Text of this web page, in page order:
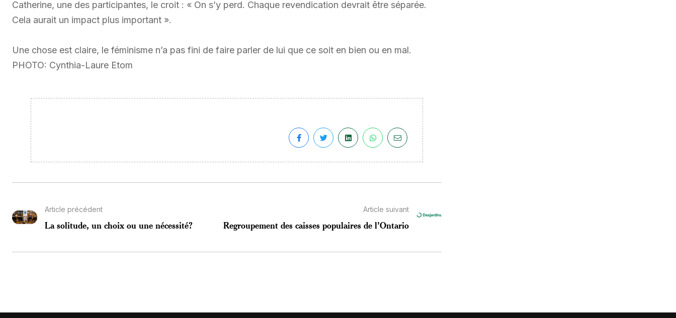
Catherine, une des participantes, le croit : « On s’y perd. Chaque revendication devrait être séparée.
Cela aurait un impact plus important ».
Une chose est claire, le féminisme n’a pas fini de faire parler de lui que ce soit en bien ou en mal.
PHOTO: Cynthia-Laure Etom
Article précédent
La solitude, un choix ou une nécessité?
Article suivant
Regroupement des caisses populaires de l’Ontario